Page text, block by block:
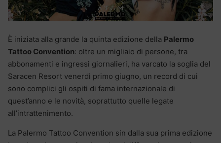
È iniziata alla grande la quinta edizione della Palermo
Tattoo Convention: oltre un migliaio di persone, tra
abbonamenti e ingressi giornalieri, ha varcato la soglia del
Saracen Resort venerdì primo giugno, un record di cui
sono complici gli ospiti di fama internazionale di
quest’anno e le novità, soprattutto quelle legate
all’intrattenimento.
La Palermo Tattoo Convention sin dalla sua prima edizione